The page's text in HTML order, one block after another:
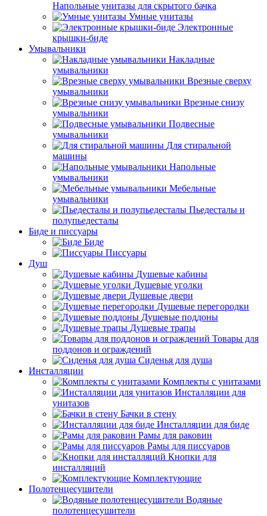
Напольные унитазы для скрытого бачка
Умные унитазы
Электронные
крышки-биде
Умывальники
Накладные
умывальники
Врезные сверху
умывальники
Врезные снизу
умывальники
Подвесные
умывальники
Для стиральной
машины
Напольные
умывальники
Мебельные
умывальники
Пьедесталы и
полупьедесталы
Биде и писсуары
Биде
Писсуары
Душ
Душевые кабины
Душевые уголки
Душевые двери
Душевые перегородки
Душевые поддоны
Душевые трапы
Товары для
поддонов и ограждений
Сиденья для душа
Инсталляции
Комплекты с унитазами
Инсталляции для
унитазов
Бачки в стену
Инсталляции для биде
Рамы для раковин
Рамы для писсуаров
Кнопки для
инсталляций
Комплектующие
Полотенцесушители
Водяные
полотенцесушители